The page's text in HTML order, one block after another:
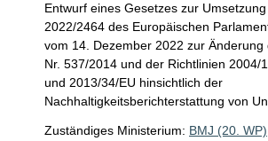
Entwurf eines Gesetzes zur
2022/2464 des Europäischen
vom 14. Dezember 2022 zur Änderung
Nr. 537/2014 und der Richtlinien 2004/
und 2013/34/EU hinsichtlich der
Nachhaltigkeitsberichterstattung von
Zuständiges Ministerium: BMJ (20. WP)